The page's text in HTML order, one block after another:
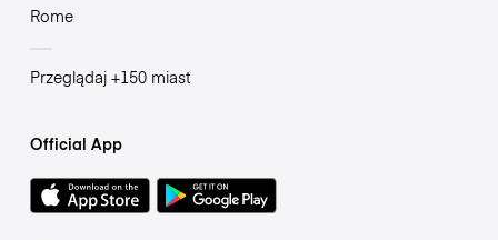
Rome
Przeglądaj +150 miast
Official App